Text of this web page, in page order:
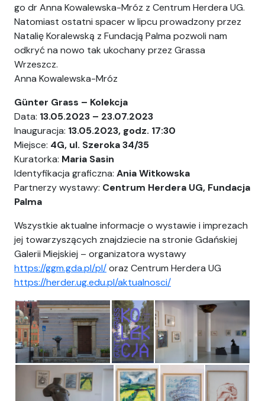
go dr Anna Kowalewska-Mróz z Centrum Herdera UG.
Natomiast ostatni spacer w lipcu prowadzony przez
Natalię Koralewską z Fundacją Palma pozwoli nam
odkryć na nowo tak ukochany przez Grassa
Wrzeszcz.
Anna Kowalewska-Mróz
Günter Grass – Kolekcja
Data: 13.05.2023 – 23.07.2023
Inauguracja: 13.05.2023, godz. 17:30
Miejsce: 4G, ul. Szeroka 34/35
Kuratorka: Maria Sasin
Identyfikacja graficzna: Ania Witkowska
Partnerzy wystawy: Centrum Herdera UG, Fundacja
Palma
Wszystkie aktualne informacje o wystawie i imprezach
jej towarzyszących znajdziecie na stronie Gdańskiej
Galerii Miejskiej – organizatora wystawy
https://ggm.gda.pl/pl/oraz Centrum Herdera UG
https://herder.ug.edu.pl/aktualnosci/